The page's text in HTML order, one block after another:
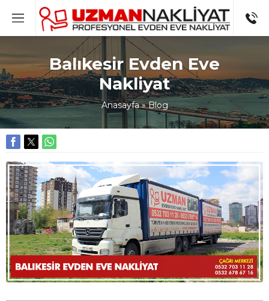
Balıkesir Evden Eve
Nakliyat
Anasayfa»Blog